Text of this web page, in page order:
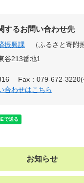
するお問い合わせ先
振興課
ふるさと寄附
谷213番地1
Fax：079-672-3220(
合わせはこちら
お知らせ